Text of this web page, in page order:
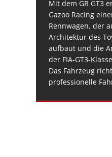
Mit dem GR GT3
Gazoo Racing
Rennwagen, der
Architektur des
aufbaut und die
der FIA-GT3-
Das Fahrzeug
professionelle